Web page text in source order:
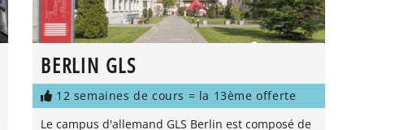
BERLIN GLS
12 semaines de cours = la 13ème offerte
Le campus d'allemand GLS Berlin est composé de